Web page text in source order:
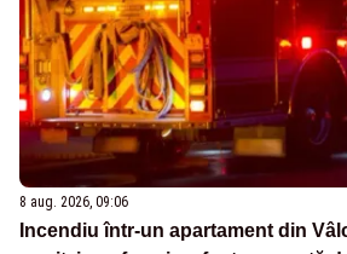
8 aug. 2026, 09:06
Incendiu într-un apartament din